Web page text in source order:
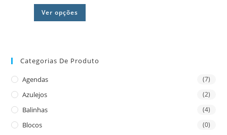
Ver opções
Categorias De Produto
Agendas (7)
Azulejos (2)
Balinhas (4)
Blocos (0)